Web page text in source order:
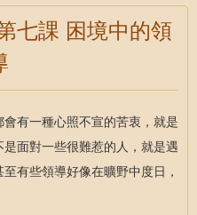
七課 困境中的領
有一種心照不宣的苦衷，就是
面對一些很難惹的人，就是遇
有些領導好像在曠野中度日，